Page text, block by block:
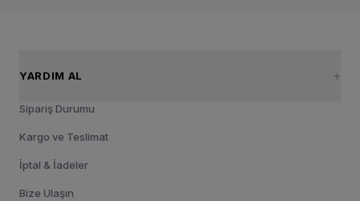
YARDIM AL
Sipariş Durumu
Kargo ve Teslimat
İptal & İadeler
Bize Ulaşın